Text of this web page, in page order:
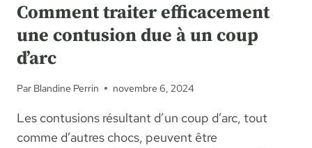
Comment traiter efficacement
une contusion due à un coup
d’arc
Par Blandine Perrin novembre 6, 2024
Les contusions résultant d’un coup d’arc, tout
comme d’autres chocs, peuvent être